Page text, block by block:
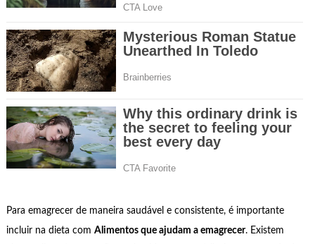
Para emagrecer de maneira saudável e consistente, é importante
incluir na dieta com Alimentos que ajudam a emagrecer. Existem